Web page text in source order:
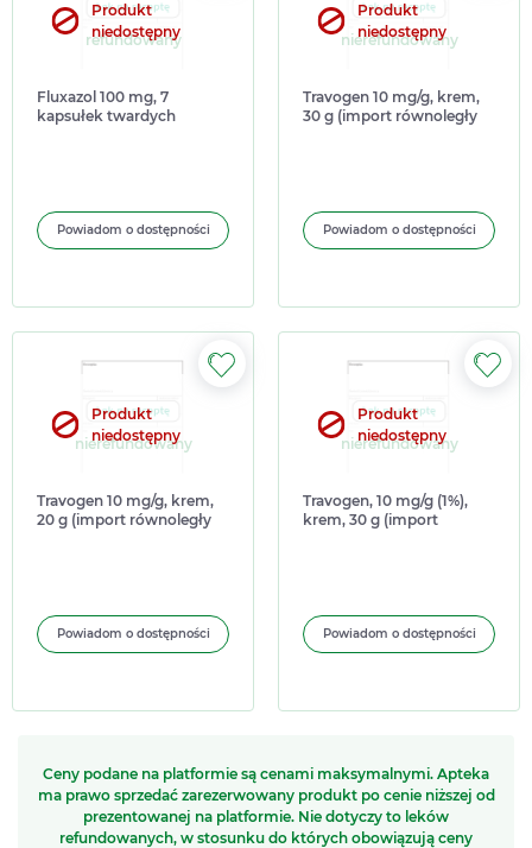
refundowany
Produkt
niedostępny
Fluxazol 100 mg, 7
kapsułek twardych
Powiadom o dostępności
nierefundowany
Produkt
niedostępny
Travogen 10 mg/g, krem,
30 g (import równoległy
Powiadom o dostępności
nierefundowany
Produkt
niedostępny
Travogen 10 mg/g, krem,
20 g (import równoległy
Powiadom o dostępności
nierefundowany
Produkt
niedostępny
Travogen, 10 mg/g (1%),
krem, 30 g (import
Powiadom o dostępności
Ceny podane na platformie są cenami maksymalnymi. Apteka
ma prawo sprzedać zarezerwowany produkt po cenie niższej od
prezentowanej na platformie. Nie dotyczy to leków
refundowanych, w stosunku do których obowiązują ceny